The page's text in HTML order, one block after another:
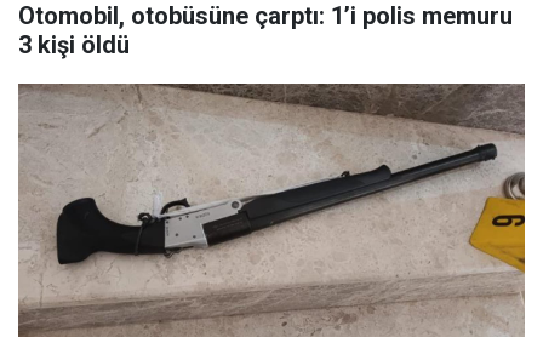
Otomobil, otobüsüne çarptı: 1’i polis memuru
3 kişi öldü